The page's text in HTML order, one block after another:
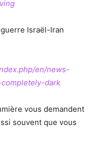
Israël-Iran
en/news-
dark
vous demandent
souvent que vous